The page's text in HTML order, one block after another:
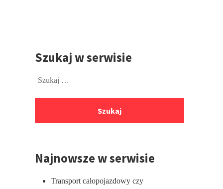
PrzejdźSzukaj w serwisie
Szukaj:
Najnowsze w serwisie
Transport całopojazdowy czy